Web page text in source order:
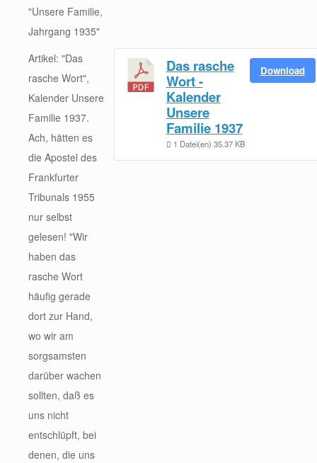
"Unsere Familie,
Jahrgang 1935"
Artikel: "Das
rasche Wort",
Kalender Unsere
Familie 1937.
Ach, hätten es
die Apostel des
Frankfurter
Tribunals 1955
nur selbst
gelesen! "Wir
haben das
rasche Wort
häufig gerade
dort zur Hand,
wo wir am
sorgsamsten
darüber wachen
sollten, daß es
uns nicht
entschlüpft, bei
denen, die uns
Das rasche
Wort -
Kalender
Unsere
Familie 1937
1 Datei(en) 35.37 KB
Download